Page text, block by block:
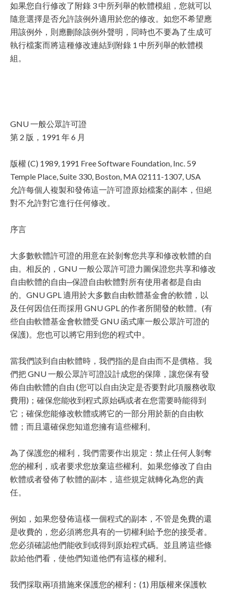
如果您自行修改了附錄 3 中所列舉的軟體模組，您就可以
隨意選擇是否允許該例外適用於您的修改。如您不希望應
用該例外，則應刪除該例外聲明，同時也不要為了生成可
執行檔案而將這種修改連結到附錄 1 中所列舉的軟體模
組。
GNU 一般公眾許可證
第 2 版，1991 年 6 月
版權 (C) 1989, 1991 Free Software Foundation, Inc. 59
Temple Place, Suite 330, Boston, MA 02111-1307, USA
允許每個人複製和發佈這一許可證原始檔案的副本，但絕
對不允許對它進行任何修改。
序言
大多數軟體許可證的用意在於剝奪您共享和修改軟體的自
由。相反的，GNU 一般公眾許可證力圖保證您共享和修改
自由軟體的自由─保證自由軟體對所有使用者都是自由
的。GNU GPL 適用於大多數自由軟體基金會的軟體，以
及任何因信任而採用 GNU GPL 的作者所開發的軟體。(有
些自由軟體基金會軟體受 GNU 函式庫一般公眾許可證的
保護)。您也可以將它用到您的程式中。
當我們談到自由軟體時，我們指的是自由而不是價格。我
們把 GNU 一般公眾許可證設計成您的保障，讓您保有發
佈自由軟體的自由 (您可以自由決定是否要對此項服務收取
費用)；確保您能收到程式原始碼或者在您需要時能得到
它；確保您能修改軟體或將它的一部分用於新的自由軟
體；而且還確保您知道您擁有這些權利。
為了保護您的權利，我們需要作出規定：禁止任何人剝奪
您的權利，或者要求您放棄這些權利。如果您修改了自由
軟體或者發佈了軟體的副本，這些規定就轉化為您的責
任。
例如，如果您發佈這樣一個程式的副本，不管是免費的還
是收費的，您必須將您具有的一切權利給予您的接受者。
您必須確認他們能收到或得到原始程式碼。並且將這些條
款給他們看，使他們知道他們有這樣的權利。
我們採取兩項措施來保護您的權利︰(1) 用版權來保護軟